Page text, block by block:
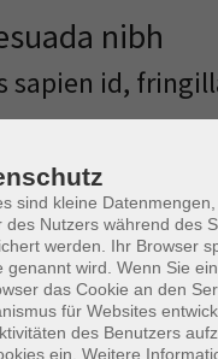
nibh
sapien id,
elit. Proin quis nibh
euismod arcu nec enim
vulputate. Mauris
lacus non elit mollis
est efficitur, eget
faucibus sit amet ut
tellus fringilla purus, non
mauris accumsan,
sind kleine
des Nutzers während des
werden. Ihr Browser
genannt wird. Wenn Sie
das Cookie an den
für Websites
des Benutzers
ein. Weitere